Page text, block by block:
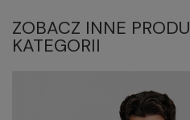
ZOBACZ INNE
KATEGORII